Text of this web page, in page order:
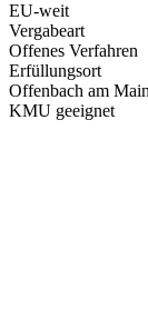
EU-weit
Vergabeart
Offenes Verfahren
Erfüllungsort
Offenbach am Main
KMU geeignet